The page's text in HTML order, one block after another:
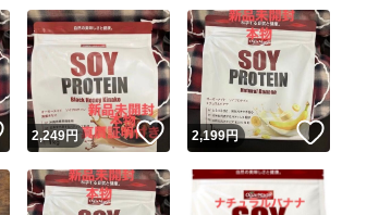
取引実績◯+ このユーザーはYahoo!フリマの取
他フリマ実績◯+ このユーザーは他フリマサービス
スピード&安心発送
※このバッジは実績に基づく表示であり、発送を保証しているもの
コピーは1商品につき1回です
出品ページへ
キャンセル
いいね！
2,249円 いいね！
2,199円